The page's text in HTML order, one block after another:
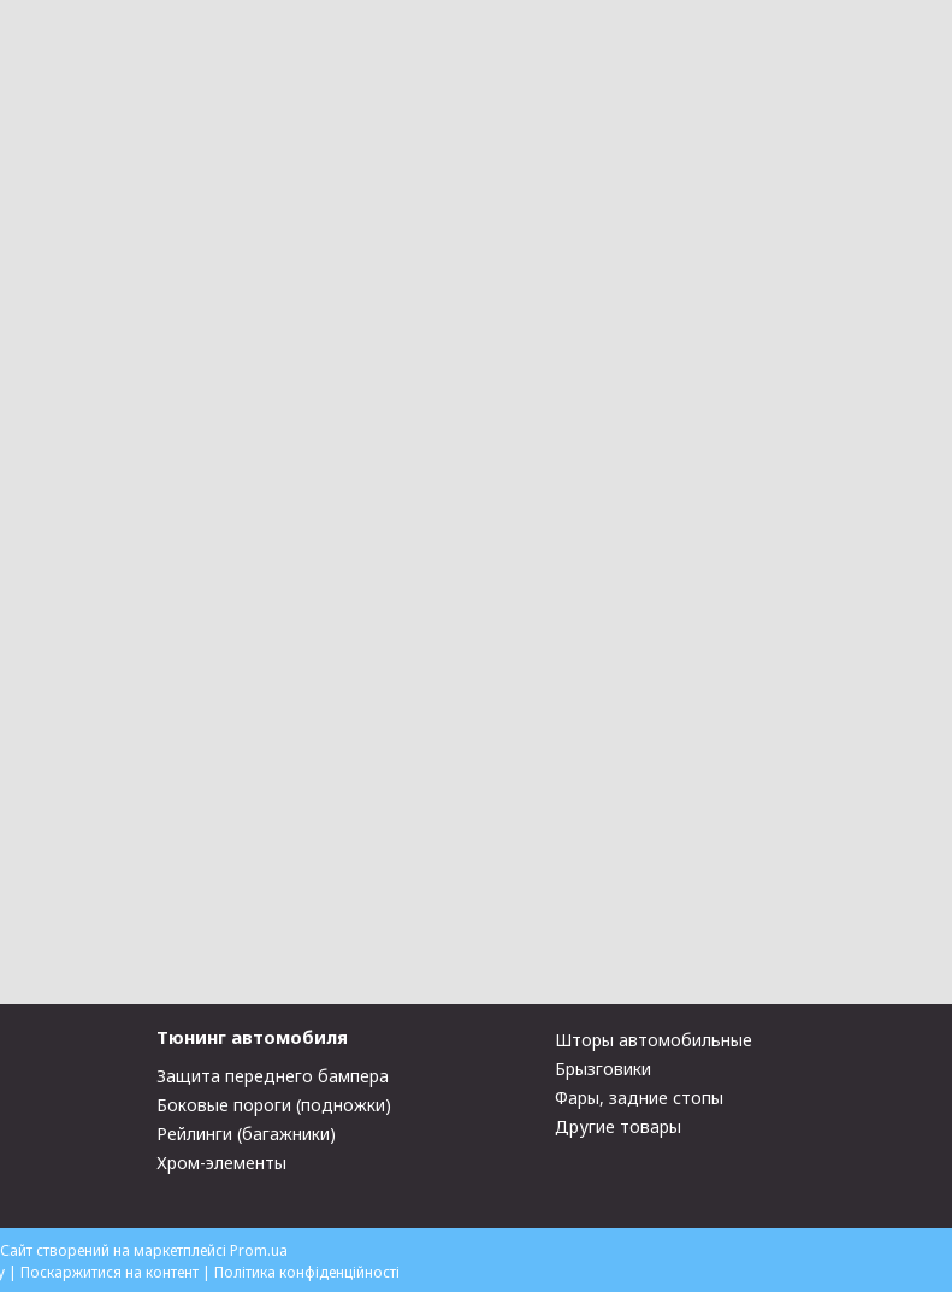
Тюнинг автомобиля
Защита переднего бампера
Боковые пороги (подножки)
Рейлинги (багажники)
Хром-элементы
Шторы автомобильные
Брызговики
Фары, задние стопы
Другие товары
Сайт створений на маркетплейсі Prom.ua
Світ Автотюнінгу | Поскаржитися на контент | Політика конфіденційності